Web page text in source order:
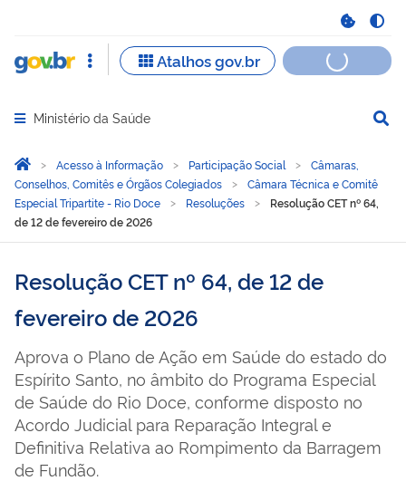
Abrir menu principal de navegação
Ministério da Saúde
Você está aqui:
Página Inicial
Acesso à Informação Participação Social
Câmaras,
Conselhos, Comitês e Órgãos Colegiados
Câmara Técnica e Comitê
Especial Tripartite - Rio Doce
Resoluções
Resolução CET nº 64,
de 12 de fevereiro de 2026
Resolução CET nº 64, de 12 de
fevereiro de 2026
Aprova o Plano de Ação em Saúde do estado do
Espírito Santo, no âmbito do Programa Especial
de Saúde do Rio Doce, conforme disposto no
Acordo Judicial para Reparação Integral e
Definitiva Relativa ao Rompimento da Barragem
de Fundão.